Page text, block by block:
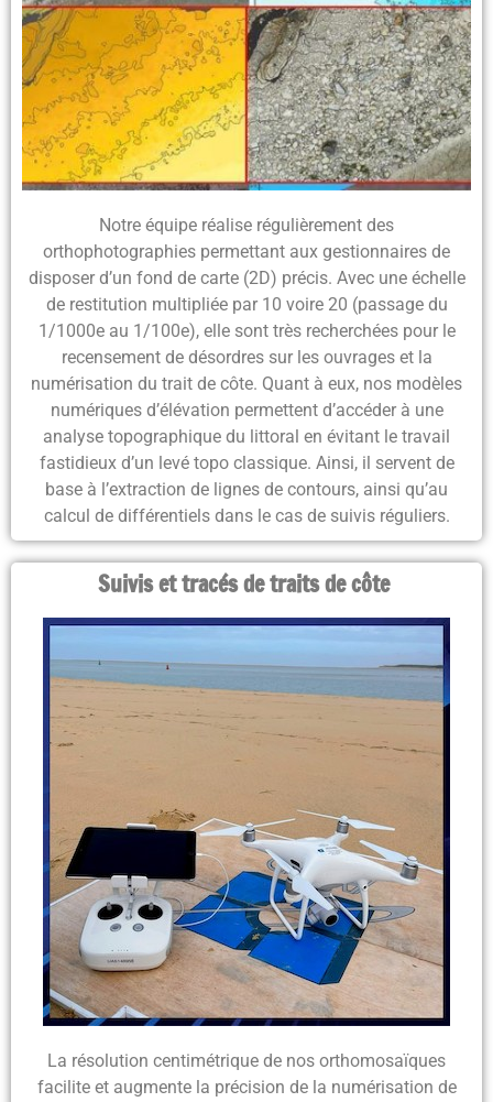
Notre équipe réalise régulièrement des
orthophotographies permettant aux gestionnaires de
disposer d’un fond de carte (2D) précis. Avec une échelle
de restitution multipliée par 10 voire 20 (passage du
1/1000e au 1/100e), elle sont très recherchées pour le
recensement de désordres sur les ouvrages et la
numérisation du trait de côte. Quant à eux, nos modèles
numériques d’élévation permettent d’accéder à une
analyse topographique du littoral en évitant le travail
fastidieux d’un levé topo classique. Ainsi, il servent de
base à l’extraction de lignes de contours, ainsi qu’au
calcul de différentiels dans le cas de suivis réguliers.
Suivis et tracés de traits de côte
La résolution centimétrique de nos orthomosaïques
facilite et augmente la précision de la numérisation de